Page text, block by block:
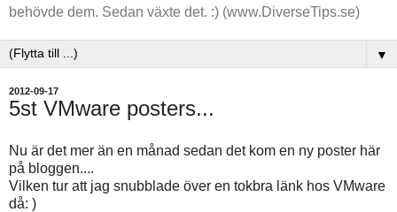
behövde dem. Sedan växte det. :) (www.DiverseTips.se)
▼
2012-09-17
5st VMware posters...
Nu är det mer än en månad sedan det kom en ny poster här
på bloggen....
Vilken tur att jag snubblade över en tokbra länk hos VMware
då: )